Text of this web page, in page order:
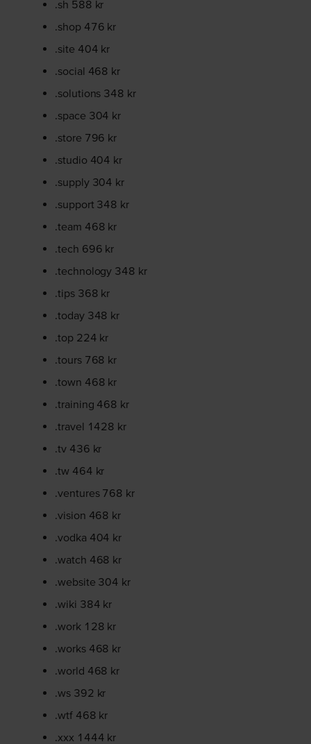
.sh 588 kr
.shop 476 kr
.site 404 kr
.social 468 kr
.solutions 348 kr
.space 304 kr
.store 796 kr
.studio 404 kr
.supply 304 kr
.support 348 kr
.team 468 kr
.tech 696 kr
.technology 348 kr
.tips 368 kr
.today 348 kr
.top 224 kr
.tours 768 kr
.town 468 kr
.training 468 kr
.travel 1428 kr
.tv 436 kr
.tw 464 kr
.ventures 768 kr
.vision 468 kr
.vodka 404 kr
.watch 468 kr
.website 304 kr
.wiki 384 kr
.work 128 kr
.works 468 kr
.world 468 kr
.ws 392 kr
.wtf 468 kr
.xxx 1444 kr